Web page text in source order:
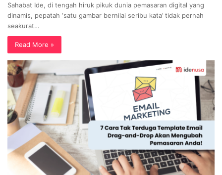
Sahabat Ide, di tengah hiruk pikuk dunia pemasaran digital yang
dinamis, pepatah ‘satu gambar bernilai seribu kata’ tidak pernah
seakurat…
Read More »